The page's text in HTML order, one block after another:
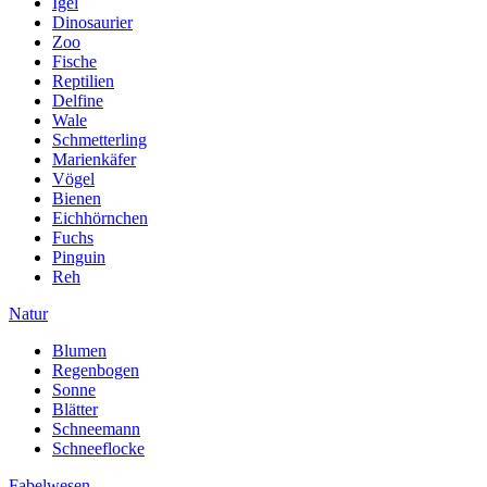
Dinosaurier
Zoo
Fische
Reptilien
Delfine
Wale
Schmetterling
Marienkäfer
Vögel
Bienen
Eichhörnchen
Fuchs
Pinguin
Reh
Natur
Blumen
Regenbogen
Sonne
Blätter
Schneemann
Schneeflocke